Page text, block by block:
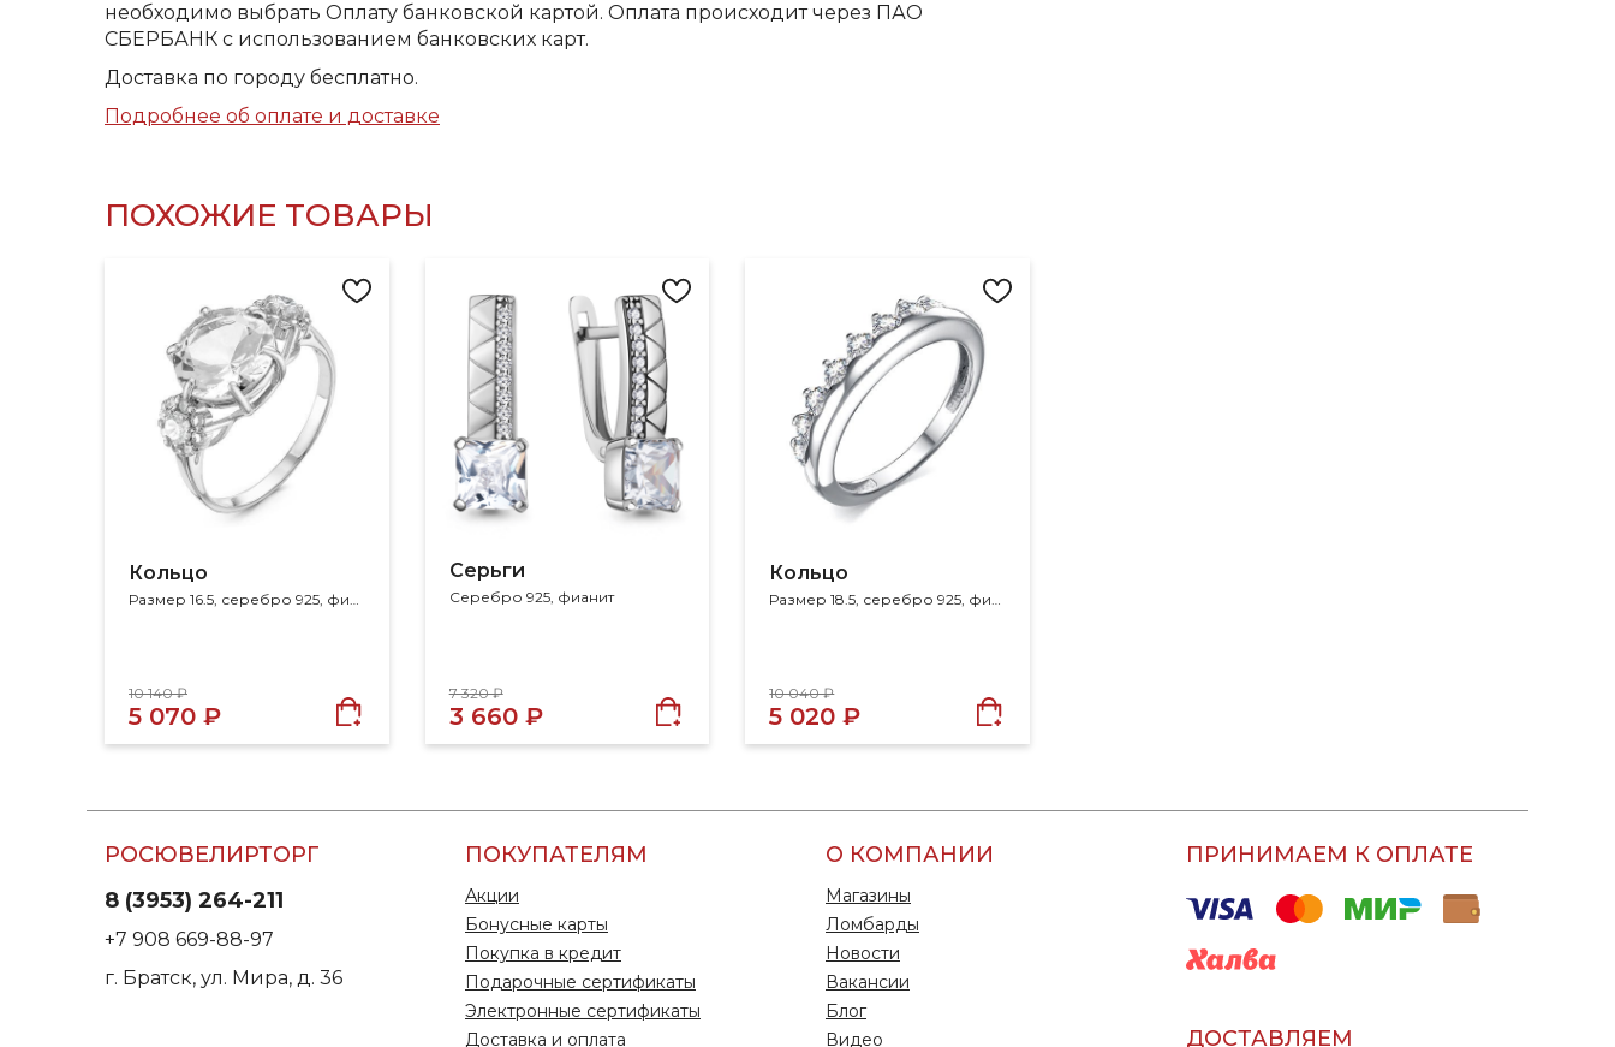
необходимо выбрать Оплату банковской картой. Оплата происходит через ПАО
СБЕРБАНК с использованием банковских карт.
Доставка по городу бесплатно.
Подробнее об оплате и доставке
ПОХОЖИЕ ТОВАРЫ
Кольцо
10 140 ₽
5 070 ₽
Серьги
Серебро 925, фианит
7 320 ₽
3 660 ₽
Кольцо
10 040 ₽
5 020 ₽
РОСЮВЕЛИРТОРГ
8 (3953) 264-211
+7 908 669-88-97
г. Братск, ул. Мира, д. 36
ПОКУПАТЕЛЯМ
Акции
Бонусные карты
Покупка в кредит
Подарочные сертификаты
Электронные сертификаты
Доставка и оплата
О КОМПАНИИ
Магазины
Ломбарды
Новости
Вакансии
Блог
Видео
ПРИНИМАЕМ К ОПЛАТЕ
ДОСТАВЛЯЕМ